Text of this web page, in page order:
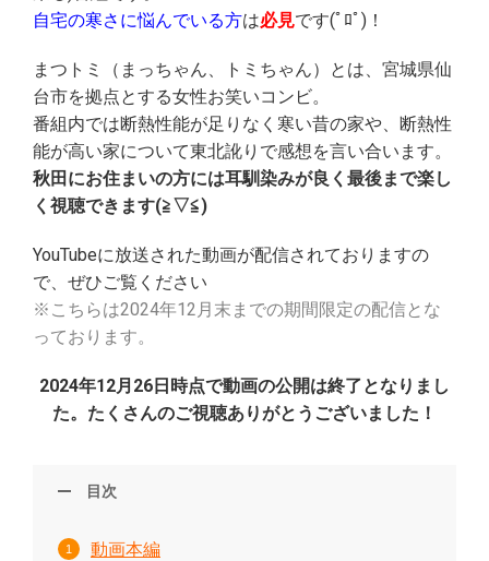
自宅の寒さに悩んでいる方は必見です(ﾟﾛﾟ)！
まつトミ（まっちゃん、トミちゃん）とは、宮城県仙
台市を拠点とする女性お笑いコンビ。
番組内では断熱性能が足りなく寒い昔の家や、断熱性
能が高い家について東北訛りで感想を言い合います。
秋田にお住まいの方には耳馴染みが良く最後まで楽し
く視聴できます(≧▽≦)
YouTubeに放送された動画が配信されておりますの
で、ぜひご覧ください
※こちらは2024年12月末までの期間限定の配信とな
っております。
2024年12月26日時点で動画の公開は終了となりまし
た。たくさんのご視聴ありがとうございました！
目次
動画本編